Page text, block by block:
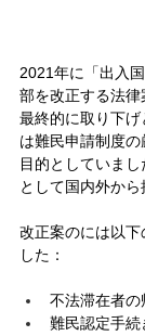
2021年に「出入
部を改正する法律
最終的に取り下
は難民申請制度
目的としていま
として国内外から
改正案のには以下
した：
不法滞在者
難民認定手続